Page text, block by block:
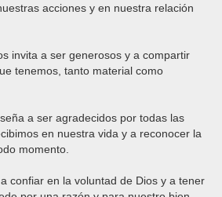
acciones y en nuestra relación
invita a ser generosos y a compartir
tenemos, tanto material como
a ser agradecidos por todas las
en nuestra vida y a reconocer la
momento.
confiar en la voluntad de Dios y a tener